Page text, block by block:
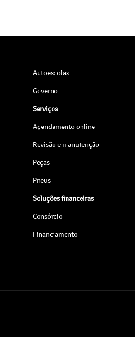
Autoescolas
Governo
Serviços
Agendamento online
Revisão e manutenção
Peças
Pneus
Soluções financeiras
Consórcio
Financiamento